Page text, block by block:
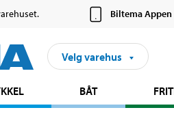
Biltema Appen
Velg varehus
BÅT